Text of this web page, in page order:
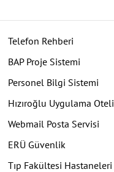
Telefon Rehberi
BAP Proje Sistemi
Personel Bilgi Sistemi
Hızıroğlu Uygulama Oteli
Webmail Posta Servisi
ERÜ Güvenlik
Tıp Fakültesi Hastaneleri